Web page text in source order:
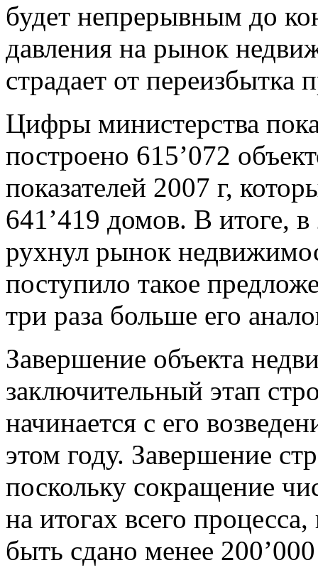
будет непрерывным до
давления на рынок
страдает от переизбытка
Цифры министерства
построено 615’072
показателей 2007 г,
641’419 домов. В итоге, в
рухнул рынок
поступило такое
три раза больше его
Завершение объекта
заключительный этап
начинается с его
этом году. Завершение
поскольку сокращение
на итогах всего
быть сдано менее